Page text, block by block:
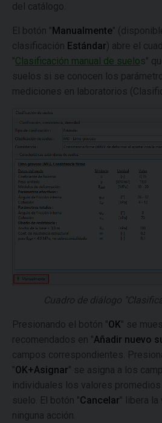
del catálogo.
El botón "Manualmente"
clasificación Estándar) abre el
"Clasificación manual de suelos"
suelos si se conocen los
mediciones en laboratorios
Cuadro de diálogo
Presionando el botón "OK" se
recomendados en "Añadir nuevo
campos correspondientes.
"OK+Asignar" se asigna a los
individuales los valores
suelo. El botón "Cancelar" libera la
ninguna acción.